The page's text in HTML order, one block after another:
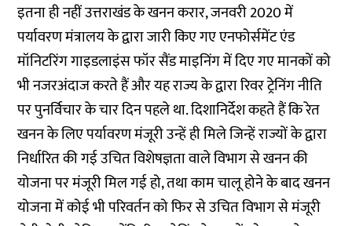
इतना ही नहीं उत्तराखंड के खनन करार, जनवरी 2020 में
पर्यावरण मंत्रालय के द्वारा जारी किए गए एनफोर्समेंट एंड
मॉनिटरिंग गाइडलाइंस फॉर सैंड माइनिंग में दिए गए मानकों को
भी नजरअंदाज करते हैं और यह राज्य के द्वारा रिवर ट्रेनिंग नीति
पर पुनर्विचार के चार दिन पहले था. दिशानिर्देश कहते हैं कि रेत
खनन के लिए पर्यावरण मंजूरी उन्हें ही मिले जिन्हें राज्यों के द्वारा
निर्धारित की गई उचित विशेषज्ञता वाले विभाग से खनन की
योजना पर मंजूरी मिल गई हो, तथा काम चालू होने के बाद खनन
योजना में कोई भी परिवर्तन को फिर से उचित विभाग से मंजूरी